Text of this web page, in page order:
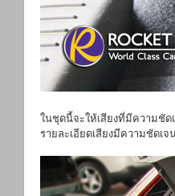
ในชุดนี้จะให้เสียงที่มีความชัด
รายละเอียดเสียงมีความชัดเ